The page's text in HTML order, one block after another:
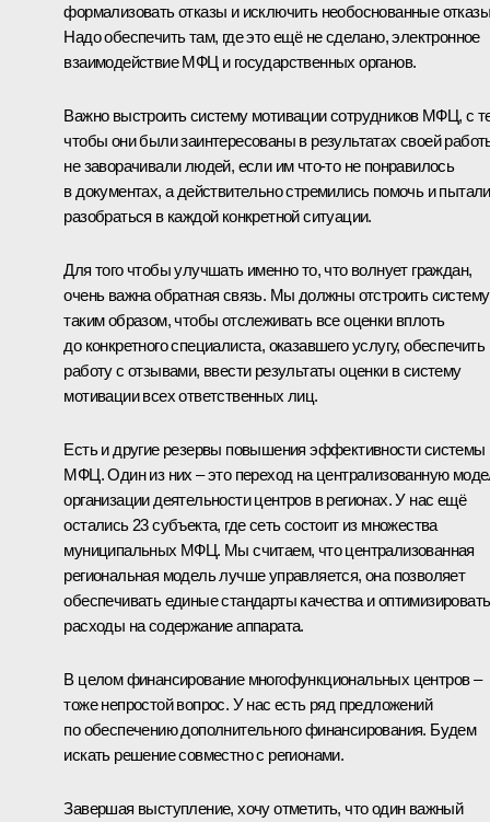
формализовать отказы и исключить необоснованные
Надо обеспечить там, где это ещё не сделано, электронное
взаимодействие МФЦ и государственных органов.
Важно выстроить систему мотивации сотрудников МФЦ, с
чтобы они были заинтересованы в результатах своей
не заворачивали людей, если им что-то не понравилось
в документах, а действительно стремились помочь и
разобраться в каждой конкретной ситуации.
Для того чтобы улучшать именно то, что волнует граждан,
очень важна обратная связь. Мы должны отстроить систему
таким образом, чтобы отслеживать все оценки вплоть
до конкретного специалиста, оказавшего услугу, обеспечить
работу с отзывами, ввести результаты оценки в систему
мотивации всех ответственных лиц.
Есть и другие резервы повышения эффективности системы
МФЦ. Один из них – это переход на централизованную
организации деятельности центров в регионах. У нас ещё
остались 23 субъекта, где сеть состоит из множества
муниципальных МФЦ. Мы считаем, что централизованная
региональная модель лучше управляется, она позволяет
обеспечивать единые стандарты качества и оптимизировать
расходы на содержание аппарата.
В целом финансирование многофункциональных центров –
тоже непростой вопрос. У нас есть ряд предложений
по обеспечению дополнительного финансирования. Будем
искать решение совместно с регионами.
Завершая выступление, хочу отметить, что один важный